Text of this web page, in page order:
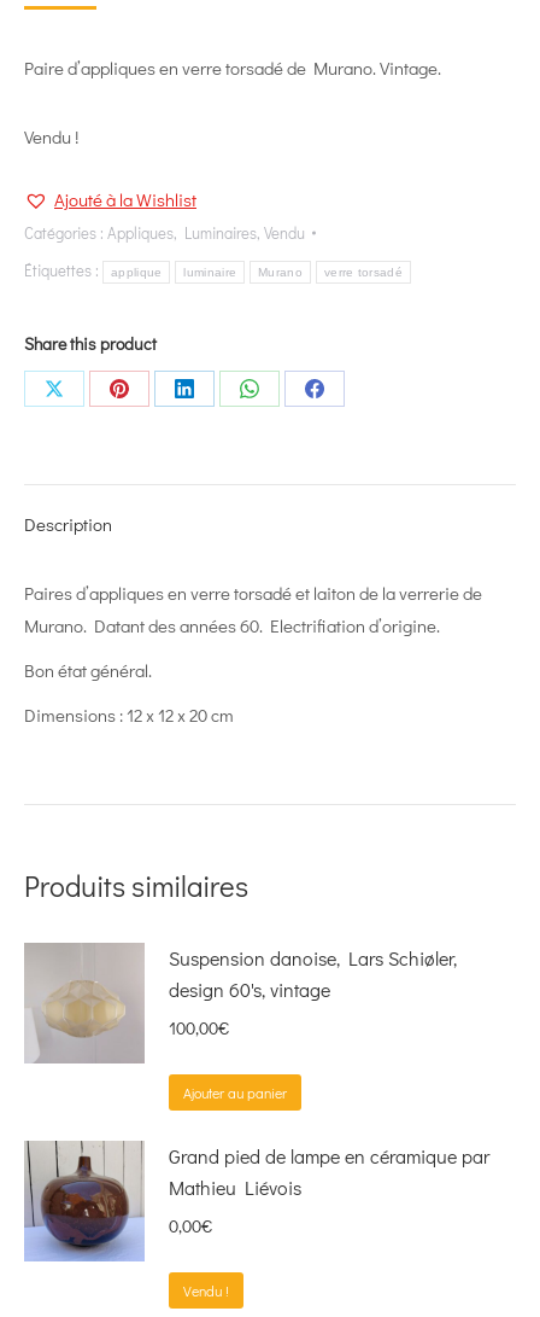
Paire d’appliques en verre torsadé de Murano. Vintage.
Vendu !
Ajouté à la Wishlist
Catégories : Appliques, Luminaires, Vendu
Étiquettes :
applique luminaire Murano verre torsadé
Share this product
Share
Share
Share
Share
Share
Description
Paires d’appliques en verre torsadé et laiton de la verrerie de
Murano. Datant des années 60. Electrifiation d’origine.
Bon état général.
Dimensions : 12 x 12 x 20 cm
Produits similaires
Suspension danoise, Lars Schiøler,
design 60's, vintage
100,00€
Ajouter au panier
Grand pied de lampe en céramique par
Mathieu Liévois
0,00€
Vendu !